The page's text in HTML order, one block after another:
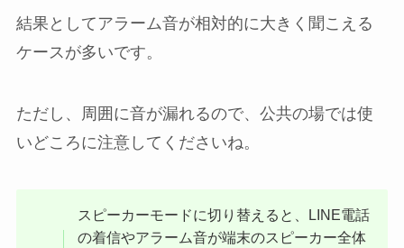
結果としてアラーム音が相対的に大きく聞こえる
ケースが多いです。
ただし、周囲に音が漏れるので、公共の場では使
いどころに注意してくださいね。
スピーカーモードに切り替えると、LINE電話
の着信やアラーム音が端末のスピーカー全体